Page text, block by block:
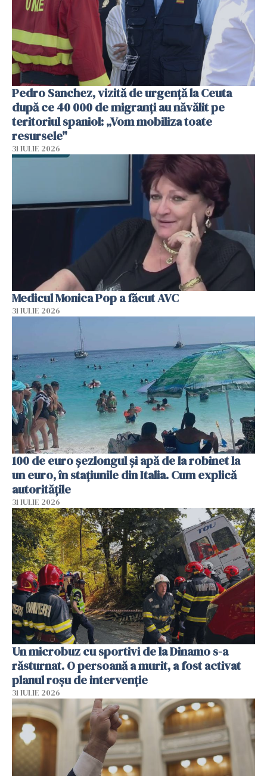
Pedro Sanchez, vizită de urgență la Ceuta
după ce 40 000 de migranți au năvălit pe
teritoriul spaniol: „Vom mobiliza toate
resursele"
31 IULIE 2026
Medicul Monica Pop a făcut AVC
31 IULIE 2026
100 de euro șezlongul și apă de la robinet la
un euro, în stațiunile din Italia. Cum explică
autoritățile
31 IULIE 2026
Un microbuz cu sportivi de la Dinamo s-a
răsturnat. O persoană a murit, a fost activat
planul roșu de intervenție
31 IULIE 2026